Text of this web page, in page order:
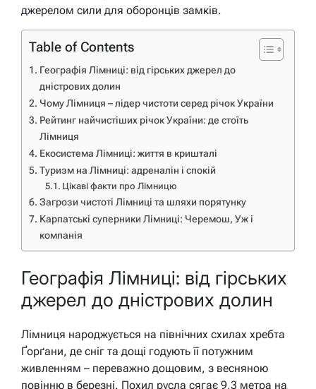
джерелом сили для оборонців замків.
Table of Contents
Географія Лімниці: від гірських джерел до
дністрових долин
Чому Лімниця – лідер чистоти серед річок України
Рейтинг найчистіших річок України: де стоїть
Лімниця
Екосистема Лімниці: життя в кришталі
Туризм на Лімниці: адреналін і спокій
Цікаві факти про Лімницю
Загрози чистоті Лімниці та шляхи порятунку
Карпатські суперники Лімниці: Черемош, Уж і
компанія
Географія Лімниці: від гірських
джерел до дністрових долин
Лімниця народжується на північних схилах хребта
Ґорґани, де сніг та дощі годують її потужним
живленням – переважно дощовим, з весняною
повінню в березні. Похил русла сягає 9,3 метра на